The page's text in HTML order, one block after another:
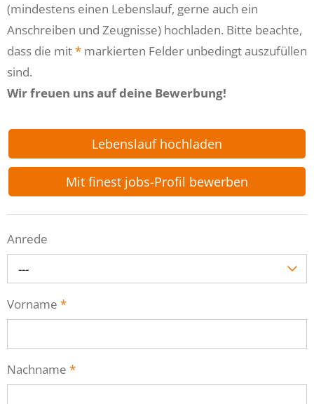
(mindestens einen Lebenslauf, gerne auch ein
Anschreiben und Zeugnisse) hochladen. Bitte beachte,
dass die mit* markierten Felder unbedingt auszufüllen
sind.
Wir freuen uns auf deine Bewerbung!
Lebenslauf hochladen
Mit finest jobs-Profil bewerben
Anrede
---
Vorname *
Nachname *